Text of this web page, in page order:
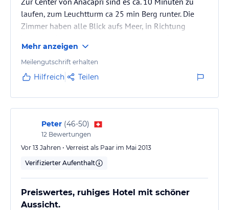
laufen, zum Leuchtturm ca 25 min Berg runter. Die
Zimmer haben alle Blick aufs Meer, in Richtung
Frühstück sieht auf den ersten Blick klein aus, jedoch
super super lecker!
Punktabzug gibt es für Das Zimmer. Wir waren im
Hühner gegenüber sind nicht das Problem, leider ist
das Bad von Zimmer 23 direkt hinter dem Bett.
Mehr anzeigen
Meilengutschrift erhalten
Hilfreich Teilen
Peter (46-50)
12 Bewertungen
Vor 13 Jahren • Verreist als Paar im Mai 2013
Verifizierter Aufenthalt
Preiswertes, ruhiges Hotel mit schöner
Aussicht.